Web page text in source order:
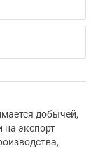
добычей,
на экспорт